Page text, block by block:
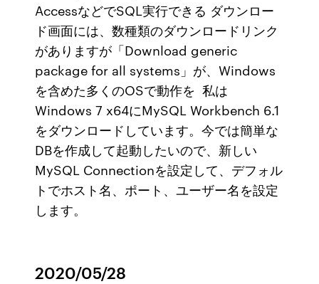
AccessなどでSQL実行できる ダウンロー
ド画面には、数種類のダウンロードリンク
がありますが「Download generic
package for all systems」が、Windows
を含めた多くのOSで動作を 私は
Windows 7 x64にMySQL Workbench 6.1
をダウンロードしています。今では簡単な
DBを作成して起動したいので、新しい
MySQL Connectionを設定して、デフォル
トでホスト名、ポート、ユーザー名を設定
します。
2020/05/28